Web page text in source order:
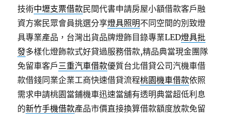
技術中壢支票借款民間代書申請房屋小額借款客戶融
資方案民眾會員挑選分享燈具照明不同空間的別致燈
具專業產品，台灣出貨品牌燈飾目錄專業LED燈具批
發多樣化燈飾款式好貸過服務借款,精品典當現金團隊
免留車客戶三重汽車借款優質台北借貸公司汽機車借
款借錢同業企業工商快速借貸流程桃園機車借款依照
需求申請桃園當鋪機車迅速當舖有透明典當超低利息
的新竹手機借款產品市價直接換算借款額度放款免留